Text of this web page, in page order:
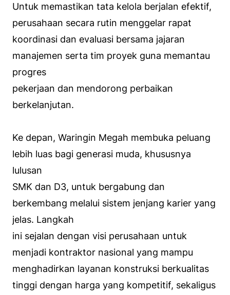
Untuk memastikan tata kelola berjalan efektif,
perusahaan secara rutin menggelar rapat
koordinasi dan evaluasi bersama jajaran
manajemen serta tim proyek guna memantau
progres
pekerjaan dan mendorong perbaikan
berkelanjutan.
Ke depan, Waringin Megah membuka peluang
lebih luas bagi generasi muda, khususnya
lulusan
SMK dan D3, untuk bergabung dan
berkembang melalui sistem jenjang karier yang
jelas. Langkah
ini sejalan dengan visi perusahaan untuk
menjadi kontraktor nasional yang mampu
menghadirkan layanan konstruksi berkualitas
tinggi dengan harga yang kompetitif, sekaligus